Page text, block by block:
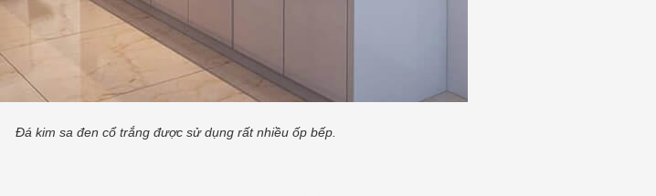
Đá kim sa đen cổ trắng được sử dụng rất nhiều ốp bếp.